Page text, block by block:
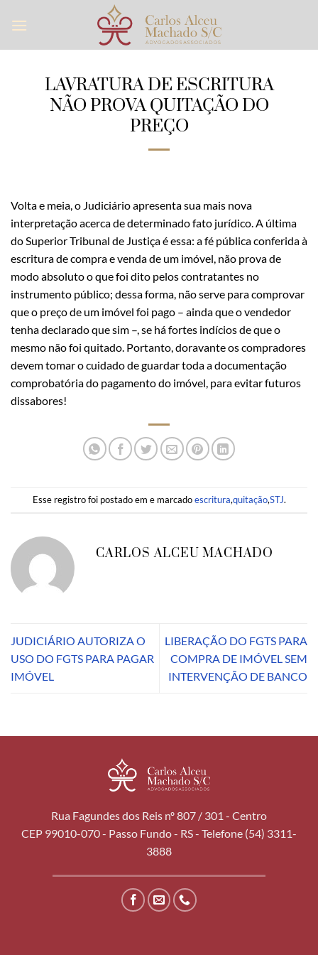
LAVRATURA DE ESCRITURA
NÃO PROVA QUITAÇÃO DO
PREÇO
Volta e meia, o Judiciário apresenta sua mais nova
interpretação acerca de determinado fato jurídico. A última
do Superior Tribunal de Justiça é essa: a fé pública conferida à
escritura de compra e venda de um imóvel, não prova de
modo absoluto o que foi dito pelos contratantes no
instrumento público; dessa forma, não serve para comprovar
que o preço de um imóvel foi pago – ainda que o vendedor
tenha declarado que sim –, se há fortes indícios de que o
mesmo não foi quitado. Portanto, doravante os compradores
devem tomar o cuidado de guardar toda a documentação
comprobatória do pagamento do imóvel, para evitar futuros
dissabores!
Esse registro foi postado em e marcadoescritura,quitação,STJ.
CARLOS ALCEU MACHADO
JUDICIÁRIO AUTORIZA O
USO DO FGTS PARA PAGAR
IMÓVEL
LIBERAÇÃO DO FGTS PARA
COMPRA DE IMÓVEL SEM
INTERVENÇÃO DE BANCO
Rua Fagundes dos Reis nº 807 / 301 - Centro
CEP 99010-070 - Passo Fundo - RS - Telefone (54) 3311-
3888